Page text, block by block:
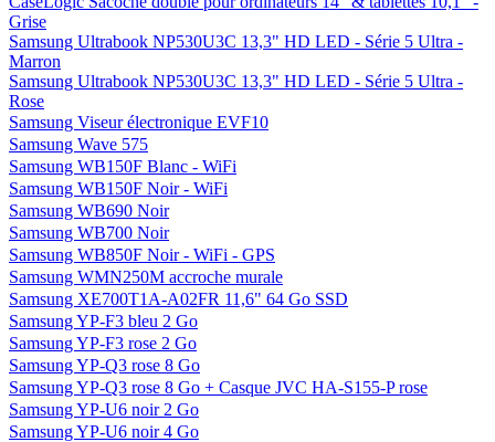
Grise
Samsung Ultrabook NP530U3C 13,3" HD LED - Série 5 Ultra -
Marron
Samsung Ultrabook NP530U3C 13,3" HD LED - Série 5 Ultra -
Rose
Samsung Viseur électronique EVF10
Samsung Wave 575
Samsung WB150F Blanc - WiFi
Samsung WB150F Noir - WiFi
Samsung WB690 Noir
Samsung WB700 Noir
Samsung WB850F Noir - WiFi - GPS
Samsung WMN250M accroche murale
Samsung XE700T1A-A02FR 11,6" 64 Go SSD
Samsung YP-F3 bleu 2 Go
Samsung YP-F3 rose 2 Go
Samsung YP-Q3 rose 8 Go
Samsung YP-Q3 rose 8 Go + Casque JVC HA-S155-P rose
Samsung YP-U6 noir 2 Go
Samsung YP-U6 noir 4 Go